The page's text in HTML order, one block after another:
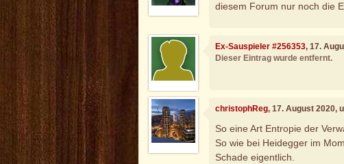
diesem Forum nur noch die
Ex-Sauspieler #256353, 17.
Dieser Eintrag wurde entfernt.
christophReg, 17. August 2020,
So eine Art Entropie der
So wie bei Heidegger im
Schade eigentlich.